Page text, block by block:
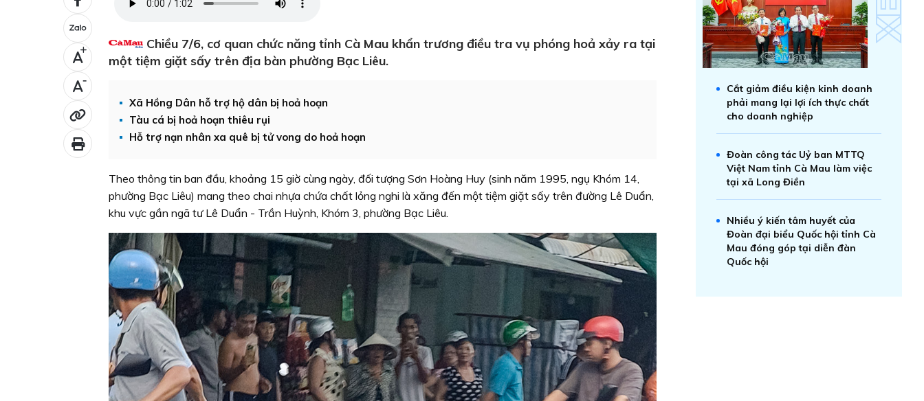
+
-
Chiều 7/6, cơ quan chức năng tỉnh Cà Mau khẩn trương điều tra vụ phóng hoả xảy ra tại
một tiệm giặt sấy trên địa bàn phường Bạc Liêu.
Xã Hồng Dân hỗ trợ hộ dân bị hoả hoạn
Tàu cá bị hoả hoạn thiêu rụi
Hỗ trợ nạn nhân xa quê bị tử vong do hoả hoạn
Theo thông tin ban đầu, khoảng 15 giờ cùng ngày, đối tượng Sơn Hoàng Huy (sinh năm 1995, ngụ Khóm 14,
phường Bạc Liêu) mang theo chai nhựa chứa chất lỏng nghi là xăng đến một tiệm giặt sấy trên đường Lê Duẩn,
khu vực gần ngã tư Lê Duẩn - Trần Huỳnh, Khóm 3, phường Bạc Liêu.
Cắt giảm điều kiện kinh doanh
phải mang lại lợi ích thực chất
cho doanh nghiệp
Đoàn công tác Uỷ ban MTTQ
Việt Nam tỉnh Cà Mau làm việc
tại xã Long Điền
Nhiều ý kiến tâm huyết của
Đoàn đại biểu Quốc hội tỉnh Cà
Mau đóng góp tại diễn đàn
Quốc hội